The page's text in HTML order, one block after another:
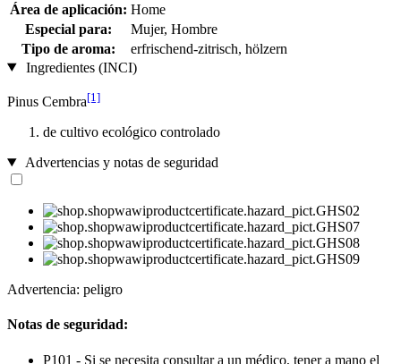
Área de aplicación: Home
Especial para:
Mujer, Hombre
Tipo de aroma:
erfrischend-zitrisch, hölzern
Ingredientes (INCI)
Pinus Cembra[1]
de cultivo ecológico controlado
Advertencias y notas de seguridad
Advertencia: peligro
Notas de seguridad:
P101 - Si se necesita consultar a un médico, tener a mano el